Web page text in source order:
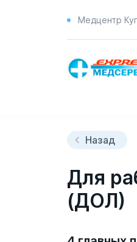
Медцентр
Назад
Для
(ДОЛ)